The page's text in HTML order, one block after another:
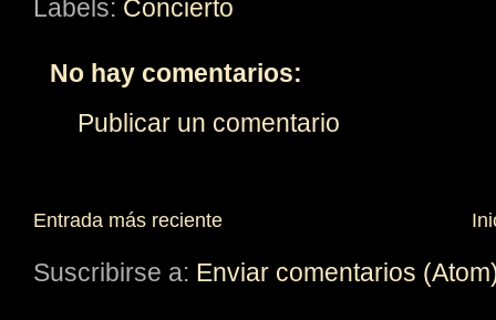
Labels: Concierto
No hay comentarios:
Publicar un comentario
Entrada más reciente
Suscribirse a: Enviar comentarios